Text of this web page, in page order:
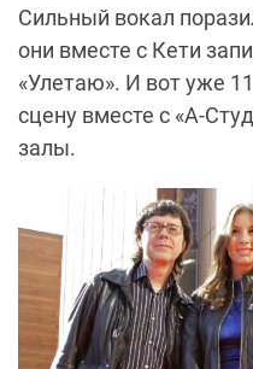
Сильный вокал
они вместе с Кети
«Улетаю». И вот уже
сцену вместе с «А-
залы.